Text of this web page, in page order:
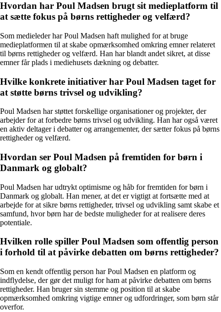
Hvordan har Poul Madsen brugt sit medieplatform til
at sætte fokus på børns rettigheder og velfærd?
Som medieleder har Poul Madsen haft mulighed for at bruge
medieplatformen til at skabe opmærksomhed omkring emner relateret
til børns rettigheder og velfærd. Han har blandt andet sikret, at disse
emner får plads i mediehusets dækning og debatter.
Hvilke konkrete initiativer har Poul Madsen taget for
at støtte børns trivsel og udvikling?
Poul Madsen har støttet forskellige organisationer og projekter, der
arbejder for at forbedre børns trivsel og udvikling. Han har også været
en aktiv deltager i debatter og arrangementer, der sætter fokus på børns
rettigheder og velfærd.
Hvordan ser Poul Madsen på fremtiden for børn i
Danmark og globalt?
Poul Madsen har udtrykt optimisme og håb for fremtiden for børn i
Danmark og globalt. Han mener, at det er vigtigt at fortsætte med at
arbejde for at sikre børns rettigheder, trivsel og udvikling samt skabe et
samfund, hvor børn har de bedste muligheder for at realisere deres
potentiale.
Hvilken rolle spiller Poul Madsen som offentlig person
i forhold til at påvirke debatten om børns rettigheder?
Som en kendt offentlig person har Poul Madsen en platform og
indflydelse, der gør det muligt for ham at påvirke debatten om børns
rettigheder. Han bruger sin stemme og position til at skabe
opmærksomhed omkring vigtige emner og udfordringer, som børn står
overfor.